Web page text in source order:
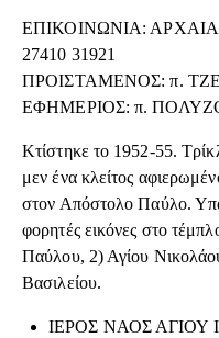
ΕΠΙΚΟΙΝΩΝΙΑ:
27410 31921
ΠΡΟΙΣΤΑΜΕΝΟΣ: π.
ΕΦΗΜΕΡΙΟΣ: π.
Κτίστηκε το 1952-55.
μεν ένα κλείτος
στον Απόστολο Παύλο.
φορητές εικόνες στο
Παύλου, 2) Αγίου
Βασιλείου.
ΙΕΡΟΣ ΝΑΟΣ